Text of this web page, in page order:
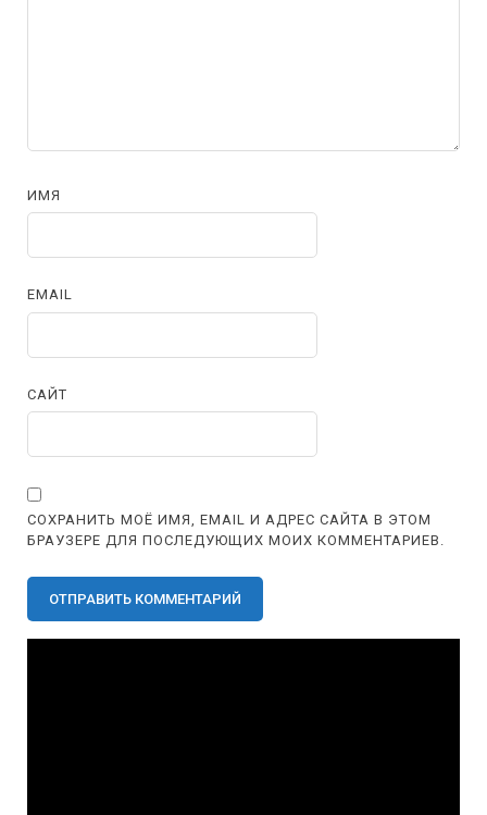
ИМЯ
EMAIL
САЙТ
СОХРАНИТЬ МОЁ ИМЯ, EMAIL И АДРЕС САЙТА В ЭТОМ
БРАУЗЕРЕ ДЛЯ ПОСЛЕДУЮЩИХ МОИХ КОММЕНТАРИЕВ.